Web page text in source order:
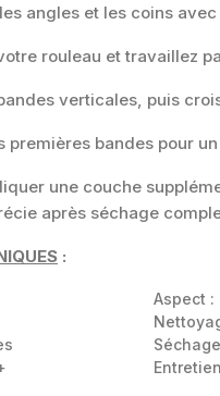
angles et les coins
rouleau et travaillez
verticales, puis
premières bandes pour
une couche
après séchage
:
Aspect :